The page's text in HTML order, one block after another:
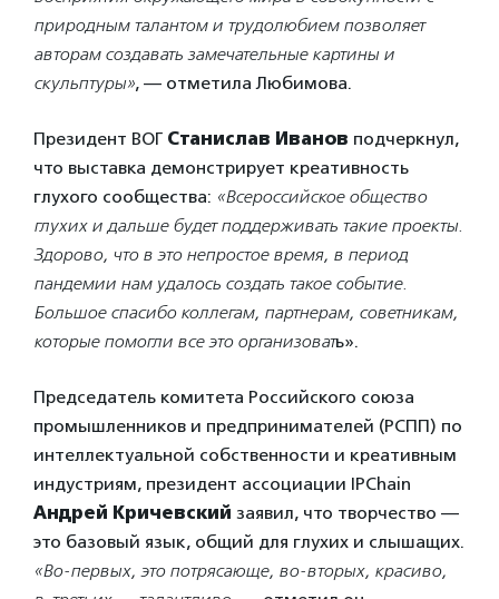
природным талантом и трудолюбием позволяет
авторам создавать замечательные картины и
скульптуры», — отметила Любимова.
Президент ВОГ Станислав Иванов подчеркнул,
что выставка демонстрирует креативность
глухого сообщества: «Всероссийское общество
глухих и дальше будет поддерживать такие проекты.
Здорово, что в это непростое время, в период
пандемии нам удалось создать такое событие.
Большое спасибо коллегам, партнерам, советникам,
которые помогли все это организовать».
Председатель комитета Российского союза
промышленников и предпринимателей (РСПП) по
интеллектуальной собственности и креативным
индустриям, президент ассоциации IPChain
Андрей Кричевский заявил, что творчество —
это базовый язык, общий для глухих и слышащих.
«Во-первых, это потрясающе, во-вторых, красиво,